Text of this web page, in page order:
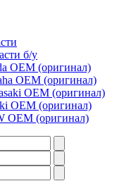
б/у
OEM (оригинал)
OEM (оригинал)
OEM (оригинал)
OEM (оригинал)
OEM (оригинал)